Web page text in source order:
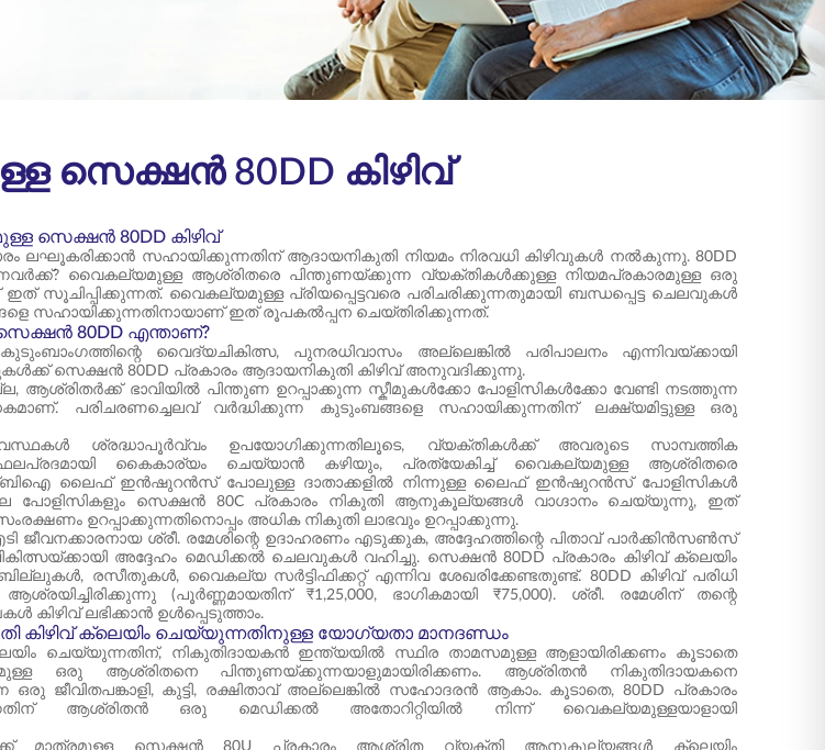
സെക്ഷൻ 80DD കിഴിവ്
സെക്ഷൻ 80DD കിഴിവ്
ലഘൂകരിക്കാൻ സഹായിക്കുന്നതിന് ആദായനികുതി നിയമം നിരവധി കിഴിവുകൾ നൽകുന്നു. 80DD
വൈകല്യമുള്ള ആശ്രിതരെ പിന്തുണയ്ക്കുന്ന വ്യക്തികൾക്കുള്ള നിയമപ്രകാരമുള്ള ഒരു
വൈകല്യമുള്ള പ്രിയപ്പെട്ടവരെ പരിചരിക്കുന്നതുമായി ബന്ധപ്പെട്ട ചെലവുകൾ
സഹായിക്കുന്നതിനായാണ് ഇത് രൂപകൽപ്പന ചെയ്തിരിക്കുന്നത്.
80DD എന്താണ്?
വൈദ്യചികിത്സ, പുനരധിവാസം അല്ലെങ്കിൽ പരിപാലനം എന്നിവയ്ക്കായി
സെക്ഷൻ 80DD പ്രകാരം ആദായനികുതി കിഴിവ് അനുവദിക്കുന്നു.
ആശ്രിതർക്ക് ഭാവിയിൽ പിന്തുണ ഉറപ്പാക്കുന്ന സ്കീമുകൾക്കോ പോളിസികൾക്കോ വേണ്ടി നടത്തുന്ന
പരിചരണച്ചെലവ് വർദ്ധിക്കുന്ന കുടുംബങ്ങളെ സഹായിക്കുന്നതിന് ലക്ഷ്യമിട്ടുള്ള ഒരു
ശ്രദ്ധാപൂർവ്വം ഉപയോഗിക്കുന്നതിലൂടെ, വ്യക്തികൾക്ക് അവരുടെ സാമ്പത്തിക
കൈകാര്യം ചെയ്യാൻ കഴിയും, പ്രത്യേകിച്ച് വൈകല്യമുള്ള ആശ്രിതരെ
ലൈഫ് ഇൻഷുറൻസ് പോലുള്ള ദാതാക്കളിൽ നിന്നുള്ള ലൈഫ് ഇൻഷുറൻസ് പോളിസികൾ
സെക്ഷൻ 80C പ്രകാരം നികുതി ആനുകൂല്യങ്ങൾ വാഗ്ദാനം ചെയ്യുന്നു, ഇത്
ഉറപ്പാക്കുന്നതിനൊപ്പം അധിക നികുതി ലാഭവും ഉറപ്പാക്കുന്നു.
ശ്രീ. രമേശിന്റെ ഉദാഹരണം എടുക്കുക, അദ്ദേഹത്തിന്റെ പിതാവ് പാർക്കിൻസൺസ്
അദ്ദേഹം മെഡിക്കൽ ചെലവുകൾ വഹിച്ചു. സെക്ഷൻ 80DD പ്രകാരം കിഴിവ് ക്ലെയിം
രസീതുകൾ, വൈകല്യ സർട്ടിഫിക്കറ്റ് എന്നിവ ശേഖരിക്കേണ്ടതുണ്ട്. 80DD കിഴിവ് പരിധി
(പൂർണ്ണമായതിന് ₹1,25,000, ഭാഗികമായി ₹75,000). ശ്രീ. രമേശിന് തന്റെ
കിഴിവ് ലഭിക്കാൻ ഉൾപ്പെടുത്താം.
കിഴിവ് ക്ലെയിം ചെയ്യുന്നതിനുള്ള യോഗ്യതാ മാനദണ്ഡം
ചെയ്യുന്നതിന്, നികുതിദായകൻ ഇന്ത്യയിൽ സ്ഥിര താമസമുള്ള ആളായിരിക്കണം കൂടാതെ
ഒരു ആശ്രിതനെ പിന്തുണയ്ക്കുന്നയാളുമായിരിക്കണം. ആശ്രിതൻ നികുതിദായകനെ
ഒരു ജീവിതപങ്കാളി, കുട്ടി, രക്ഷിതാവ് അല്ലെങ്കിൽ സഹോദരൻ ആകാം. കൂടാതെ, 80DD പ്രകാരം
ആശ്രിതൻ ഒരു മെഡിക്കൽ അതോറിറ്റിയിൽ നിന്ന് വൈകല്യമുള്ളയാളായി
മാത്രമുള്ള സെക്ഷൻ 80U പ്രകാരം ആശ്രിത വ്യക്തി ആനുകൂല്യങ്ങൾ ക്ലെയിം